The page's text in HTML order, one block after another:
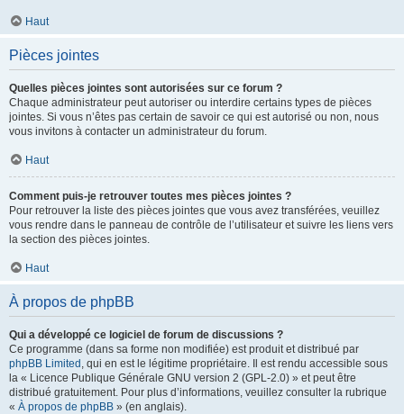
Haut
Pièces jointes
Quelles pièces jointes sont autorisées sur ce forum ?
Chaque administrateur peut autoriser ou interdire certains types de pièces
jointes. Si vous n’êtes pas certain de savoir ce qui est autorisé ou non, nous
vous invitons à contacter un administrateur du forum.
Haut
Comment puis-je retrouver toutes mes pièces jointes ?
Pour retrouver la liste des pièces jointes que vous avez transférées, veuillez
vous rendre dans le panneau de contrôle de l’utilisateur et suivre les liens vers
la section des pièces jointes.
Haut
À propos de phpBB
Qui a développé ce logiciel de forum de discussions ?
Ce programme (dans sa forme non modifiée) est produit et distribué par
phpBB Limited , qui en est le légitime propriétaire. Il est rendu accessible sous
la « Licence Publique Générale GNU version 2 (GPL-2.0) » et peut être
distribué gratuitement. Pour plus d’informations, veuillez consulter la rubrique
« À propos de phpBB » (en anglais).